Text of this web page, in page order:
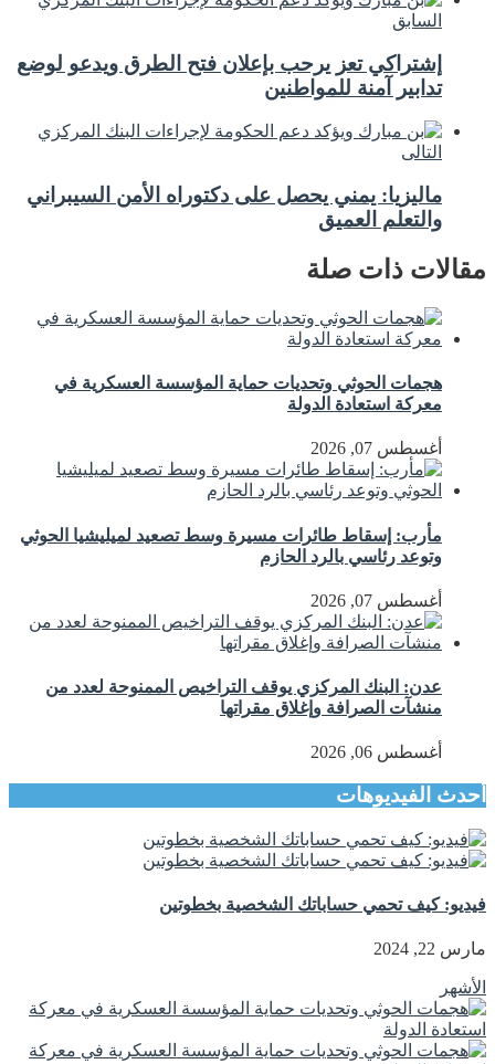
السابق
إشتراكي تعز يرحب بإعلان فتح الطرق ويدعو لوضع
تدابير آمنة للمواطنين
التالى
ماليزيا: يمني يحصل على دكتوراه الأمن السيبراني
والتعلم العميق
مقالات ذات صلة
هجمات الحوثي وتحديات حماية المؤسسة العسكرية في
معركة استعادة الدولة
أغسطس 07, 2026
مأرب: إسقاط طائرات مسيرة وسط تصعيد لميليشيا الحوثي
وتوعد رئاسي بالرد الحازم
أغسطس 07, 2026
عدن: البنك المركزي يوقف التراخيص الممنوحة لعدد من
منشآت الصرافة وإغلاق مقراتها
أغسطس 06, 2026
أحدث الفيديوهات
فيديو: كيف تحمي حساباتك الشخصية بخطوتين
مارس 22, 2024
الأشهر